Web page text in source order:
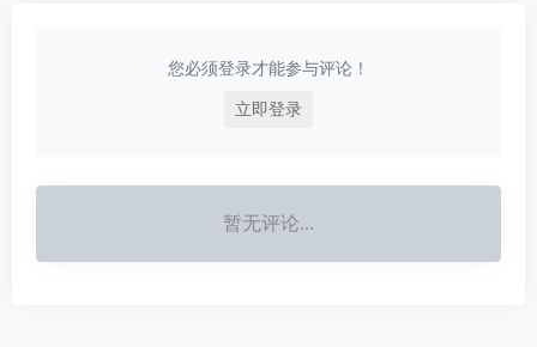
您必须登录才能参与评论！
立即登录
暂无评论...